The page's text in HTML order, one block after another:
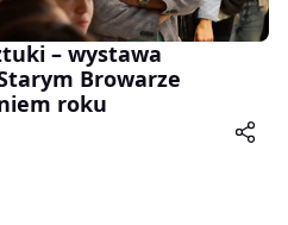
– wystawa
Browarze
roku